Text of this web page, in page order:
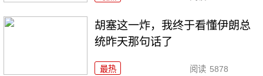
胡塞这一炸，我终于看懂伊朗总
统昨天那句话了
最热 阅读 5878